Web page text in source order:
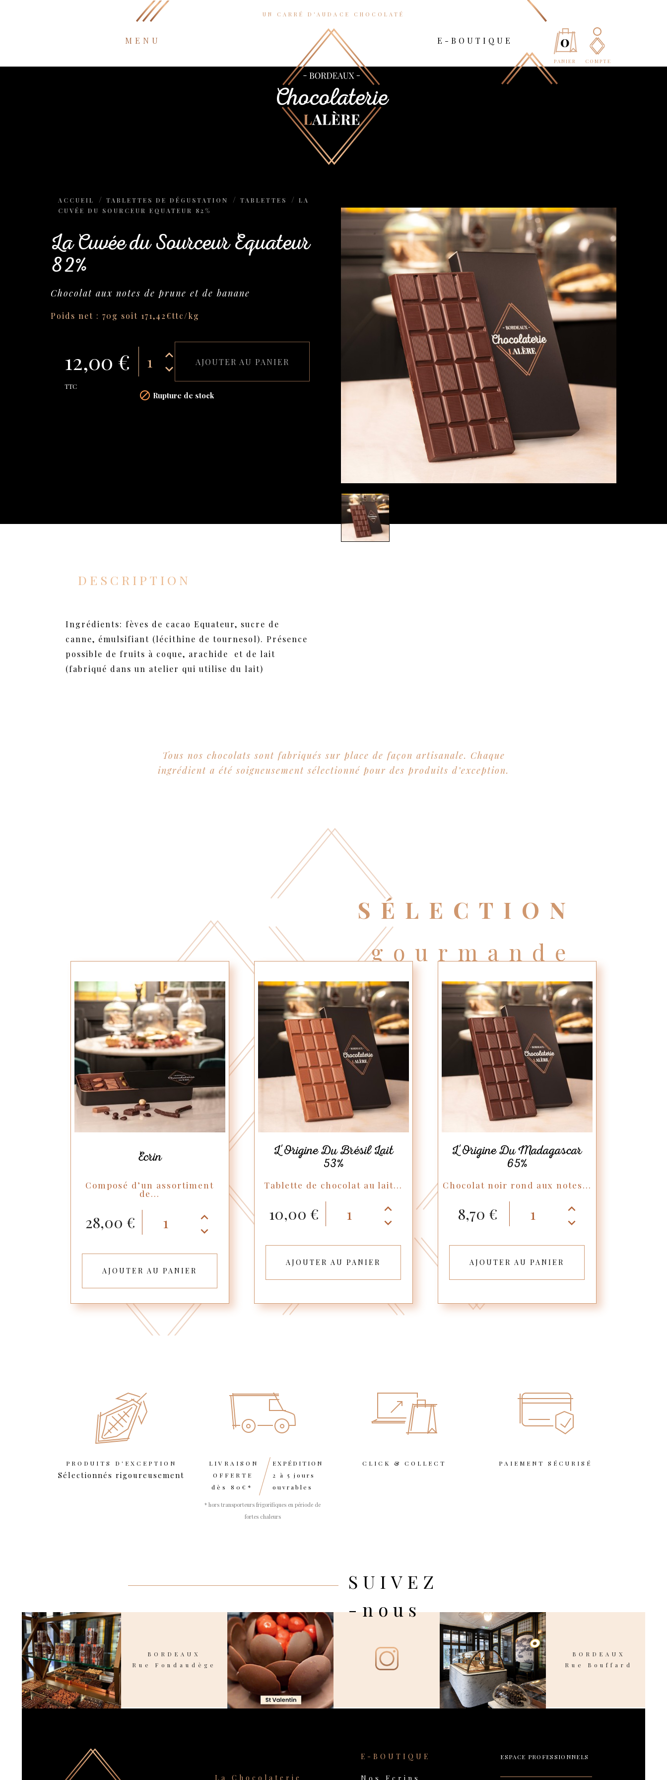
MENU
UN CARRÉ D'AUDACE CHOCOLATÉ
E-BOUTIQUE 0
PANIER COMPTE
ACCUEIL TABLETTES DE DÉGUSTATION TABLETTES
LA
CUVÉE DU SOURCEUR EQUATEUR 82%
La Cuvée du Sourceur Equateur
82%
Chocolat aux notes de prune et de banane
Poids net : 70g soit 171,42€ttc/kg
12,00 €
TTC
AJOUTER AU PANIER
 Rupture de stock
DESCRIPTION
Ingrédients: fèves de cacao Equateur, sucre de
canne, émulsifiant (lécithine de tournesol). Présence
possible de fruits à coque, arachide et de lait
(fabriqué dans un atelier qui utilise du lait)
Tous nos chocolats sont fabriqués sur place de façon artisanale. Chaque
ingrédient a été soigneusement sélectionné pour des produits d’exception.
SÉLECTION
gourmande
Ecrin
Composé d’un assortiment
de...
28,00 €
AJOUTER AU PANIER
L'Origine Du Brésil Lait
53%
Tablette de chocolat au lait...
10,00 €
AJOUTER AU PANIER
L'Origine Du Madagascar
65%
Chocolat noir rond aux notes...
8,70 €
AJOUTER AU PANIER
PRODUITS D'EXCEPTION
Sélectionnés rigoureusement
LIVRAISON
OFFERTE
dès 80€*
EXPÉDITION
2 à 5 jours
ouvrables
* hors transporteurs frigorifiques en période de
fortes chaleurs
CLICK & COLLECT PAIEMENT SÉCURISÉ
BORDEAUX
Rue Fondaudège
SUIVEZ
-nous
BORDEAUX
Rue Bouffard
La Chocolaterie
E-BOUTIQUE ESPACE PROFESSIONNELS